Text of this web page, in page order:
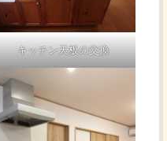
キッチン天板の交換